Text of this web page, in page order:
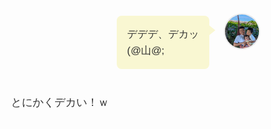
デデデ、デカッ
(@山@;
とにかくデカい！ｗ